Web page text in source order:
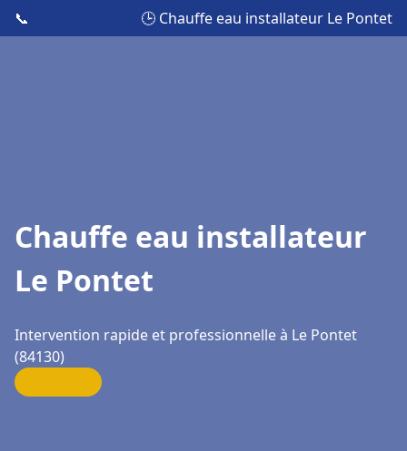
📞 🕒 Chauffe eau installateur Le Pontet
Chauffe eau installateur
Le Pontet
Intervention rapide et professionnelle à Le Pontet
(84130)